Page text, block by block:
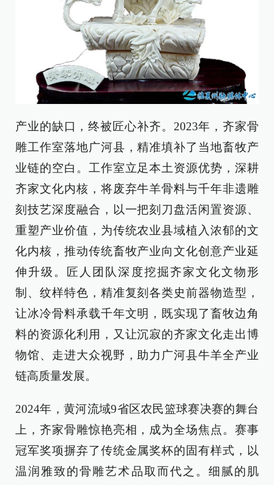
产业的缺口，终被匠心补齐。2023年，齐家骨
雕工作室落地广河县，精准填补了当地畜牧产
业链的空白。工作室立足本土资源优势，深耕
齐家文化内核，将废弃牛羊骨料与千年非遗雕
刻技艺深度融合，以一把刻刀盘活闲置资源、
重塑产业价值，为传统农业县域植入浓郁的文
化内核，推动传统畜牧产业向文化创意产业延
伸升级。匠人团队深度挖掘齐家文化文物形
制、纹样特色，精准复刻各类史前器物造型，
让冰冷骨料承载千年文明，既实现了畜牧边角
料的资源化利用，又让沉寂的齐家文化走出博
物馆、走进大众视野，助力广河县牛羊全产业
链高质量发展。
2024年，黄河流域9省区农民篮球赛决赛的舞台
上，齐家骨雕惊艳亮相，成为全场焦点。赛事
冠军奖项摒弃了传统金属奖杯的固有样式，以
温润雅致的骨雕艺术品取而代之。细腻的肌